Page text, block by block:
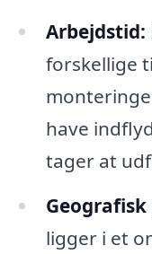
Arbejdstid:
forskellige
have
tager at
ligger i et